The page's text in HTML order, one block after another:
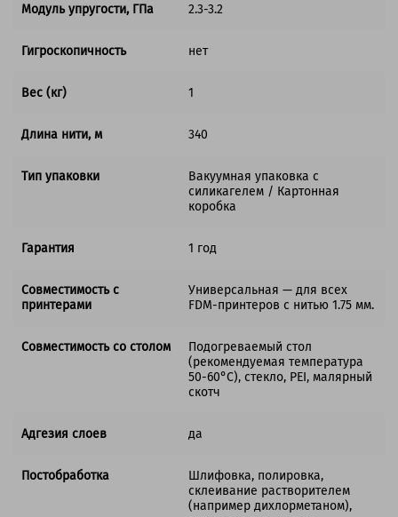
Модуль упругости, ГПа 2.3-3.2
Гигроскопичность нет
Вес (кг) 1
Длина нити, м 340
Тип упаковки
Вакуумная упаковка с
силикагелем / Картонная
коробка
Гарантия 1 год
Совместимость с
принтерами
Универсальная — для всех
FDM-принтеров с нитью 1.75 мм.
Совместимость со столом
Подогреваемый стол
(рекомендуемая температура
50-60°C), стекло, PEI, малярный
скотч
Адгезия слоев да
Постобработка
Шлифовка, полировка,
склеивание растворителем
(например дихлорметаном),